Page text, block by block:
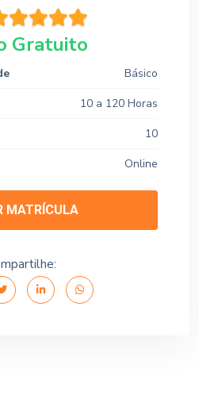
Gratuito
Básico
10 a 120 Horas
10
Online
MATRÍCULA